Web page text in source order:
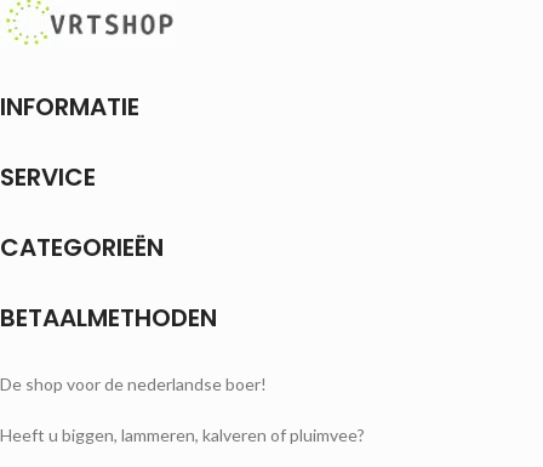
INFORMATIE
SERVICE
CATEGORIEËN
BETAALMETHODEN
De shop voor de nederlandse boer!
Heeft u biggen, lammeren, kalveren of pluimvee?